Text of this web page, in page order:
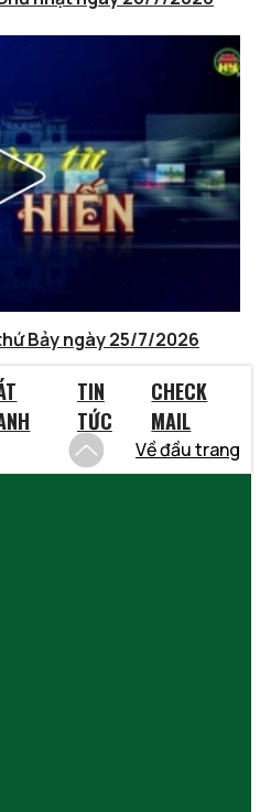
Bảy ngày 25/7/2026
TIN
TỨC
CHECK
MAIL
Về đầu trang